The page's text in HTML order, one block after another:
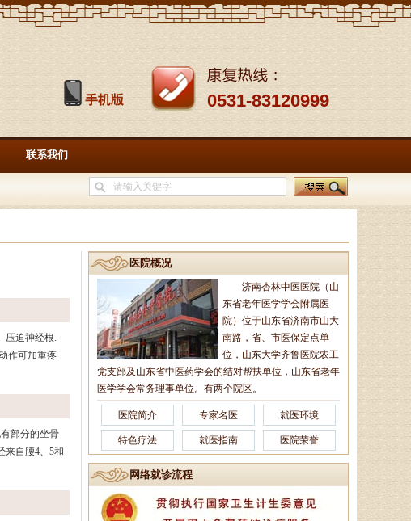
0531-83120999
联系我们
压迫神经根.
作可加重疼
部分的坐骨
来自腰4、5和
医院概况
济南杏林中医医院（山
东省老年医学学会附属医
院）位于山东省济南市山大
南路，省、市医保定点单
位，山东大学齐鲁医院农工
党支部及山东省中医药学会的结对帮扶单位，山东省老年
医学学会常务理事单位。有两个院区。
医院简介 专家名医 就医环境
特色疗法 就医指南 医院荣誉
网络就诊流程